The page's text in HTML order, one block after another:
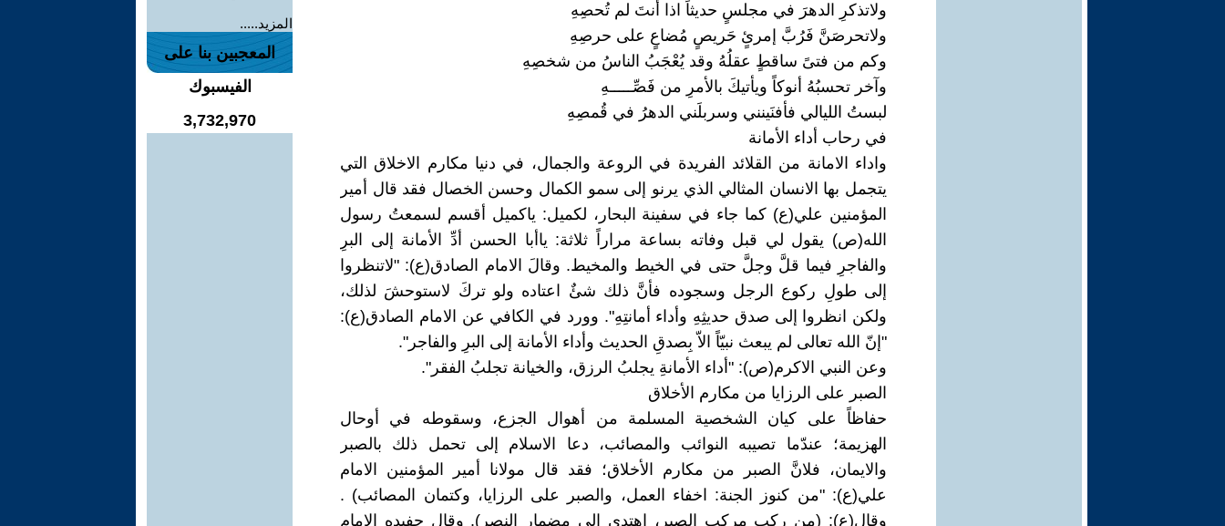
ولاتذكرِ الدهرَ في مجلسٍ حديثاً اذا أنتَ لم تُحصِهِ
ولاتحرصَنَّ فَرُبَّ إمرئٍ حَريصٍ مُضاعٍ على حرصِهِ
وكم من فتىً ساقطٍ عقلُهُ وقد يُعْجَبُ الناسُ من شخصِهِ
وآخر تحسبُهُ أنوكاً ويأتيكَ بالأمرِ من فَصِّـــــهِ
لبستُ الليالي فأفنَينني وسربلَني الدهرُ في قُمصِهِ
في رحاب أداء الأمانة
واداء الامانة من القلائد الفريدة في الروعة والجمال، في دنيا مكارم الاخلاق التي
يتجمل بها الانسان المثالي الذي يرنو إلى سمو الكمال وحسن الخصال فقد قال أمير
المؤمنين علي(ع) كما جاء في سفينة البحار، لكميل: ياكميل أقسم لسمعتُ رسول
الله(ص) يقول لي قبل وفاته بساعة مراراً ثلاثة: ياأبا الحسن أدِّ الأمانة إلى البرِ
والفاجرِ فيما قلَّ وجلَّ حتى في الخيط والمخيط. وقالَ الامام الصادق(ع): "لاتنظروا
إلى طولِ ركوع الرجل وسجوده فأنَّ ذلك شئٌ اعتاده ولو تركَ لاستوحشَ لذلك،
ولكن انظروا إلى صدق حديثِهِ وأداء أمانتِهِ". وورد في الكافي عن الامام الصادق(ع):
"إنّ الله تعالى لم يبعث نبيّاً الاّ بِصدقِ الحديث وأداء الأمانة إلى البرِ والفاجر".
وعن النبي الاكرم(ص): "أداء الأمانةِ يجلبُ الرزق، والخيانة تجلبُ الفقر".
الصبر على الرزايا من مكارم الأخلاق
حفاظاً على كيان الشخصية المسلمة من أهوال الجزع، وسقوطه في أوحال
الهزيمة؛ عندّما تصيبه النوائب والمصائب، دعا الاسلام إلى تحمل ذلك بالصبر
والايمان، فلانَّ الصبر من مكارم الأخلاق؛ فقد قال مولانا أمير المؤمنين الامام
علي(ع): "من كنوز الجنة: اخفاء العمل، والصبر على الرزايا، وكتمان المصائب) .
وقال(ع): (من ركب مركب الصبر، إهتدى إلى مضمار النصر). وقال حفيده الامام
المزيد.....
المعجبين بنا على
الفيسبوك
3,732,970